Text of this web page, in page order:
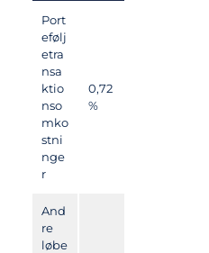
Port
efølj
etra
nsa
ktio
nso
mko
stni
nge
r
0,72
%
And
re
løbe